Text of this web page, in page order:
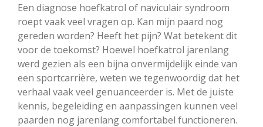
Een diagnose hoefkatrol of naviculair syndroom
roept vaak veel vragen op. Kan mijn paard nog
gereden worden? Heeft het pijn? Wat betekent dit
voor de toekomst? Hoewel hoefkatrol jarenlang
werd gezien als een bijna onvermijdelijk einde van
een sportcarrière, weten we tegenwoordig dat het
verhaal vaak veel genuanceerder is. Met de juiste
kennis, begeleiding en aanpassingen kunnen veel
paarden nog jarenlang comfortabel functioneren.